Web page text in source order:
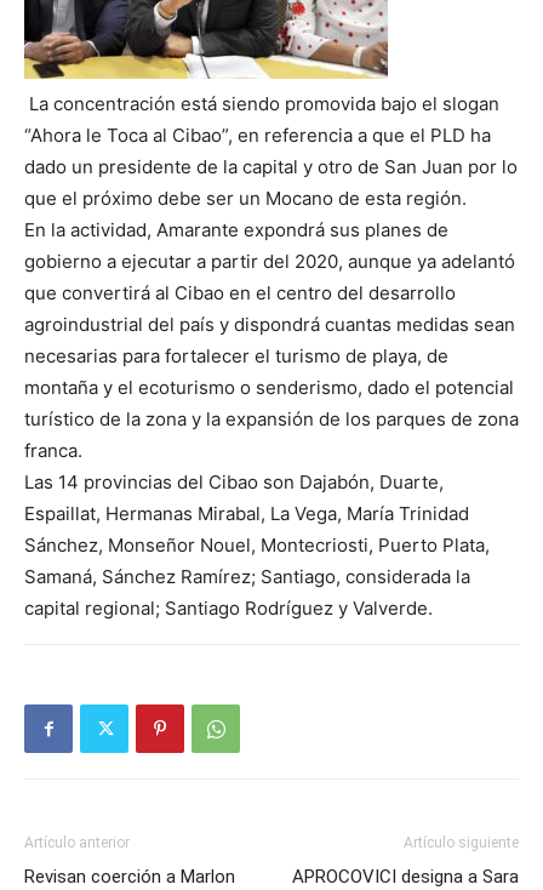
La concentración está siendo promovida bajo el slogan
“Ahora le Toca al Cibao”, en referencia a que el PLD ha
dado un presidente de la capital y otro de San Juan por lo
que el próximo debe ser un Mocano de esta región.
En la actividad, Amarante expondrá sus planes de
gobierno a ejecutar a partir del 2020, aunque ya adelantó
que convertirá al Cibao en el centro del desarrollo
agroindustrial del país y dispondrá cuantas medidas sean
necesarias para fortalecer el turismo de playa, de
montaña y el ecoturismo o senderismo, dado el potencial
turístico de la zona y la expansión de los parques de zona
franca.
Las 14 provincias del Cibao son Dajabón, Duarte,
Espaillat, Hermanas Mirabal, La Vega, María Trinidad
Sánchez, Monseñor Nouel, Montecriosti, Puerto Plata,
Samaná, Sánchez Ramírez; Santiago, considerada la
capital regional; Santiago Rodríguez y Valverde.
Artículo anterior
Revisan coerción a Marlon
Artículo siguiente
APROCOVICI designa a Sara